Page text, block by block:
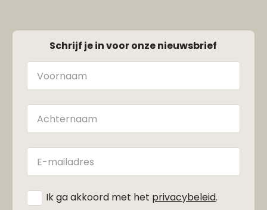
Schrijf je in voor onze nieuwsbrief
Naam
Achternaam
E-
mailadres
* Ik ga akkoord met het privacybeleid.